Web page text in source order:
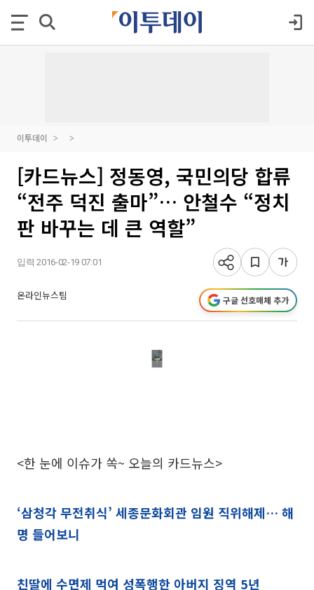
이투데이
[카드뉴스] 정동영, 국민의당 합류
“전주 덕진 출마”… 안철수 “정치
판 바꾸는 데 큰 역할”
입력 2016-02-19 07:01
온라인뉴스팀 구글 선호매체 추가
<한 눈에 이슈가 쏙~ 오늘의 카드뉴스>
‘삼청각 무전취식’ 세종문화회관 임원 직위해제… 해
명 들어보니
친딸에 수면제 먹여 성폭행한 아버지 징역 5년